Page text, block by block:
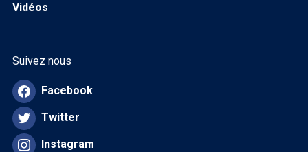
Vidéos
Suivez nous
Facebook
Twitter
Instagram